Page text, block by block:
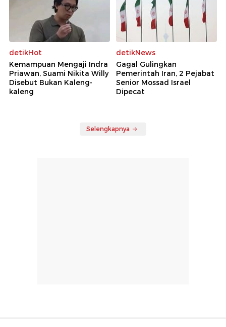
detikHot
Kemampuan Mengaji Indra
Priawan, Suami Nikita Willy
Disebut Bukan Kaleng-
kaleng
detikNews
Gagal Gulingkan
Pemerintah Iran, 2 Pejabat
Senior Mossad Israel
Dipecat
Selengkapnya